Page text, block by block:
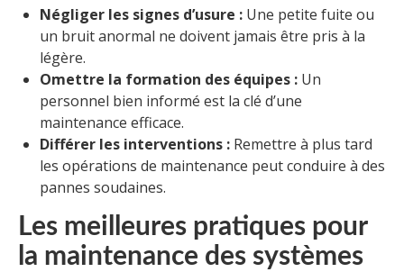
Négliger les signes d’usure : Une petite fuite ou
un bruit anormal ne doivent jamais être pris à la
légère.
Omettre la formation des équipes : Un
personnel bien informé est la clé d’une
maintenance efficace.
Différer les interventions : Remettre à plus tard
les opérations de maintenance peut conduire à des
pannes soudaines.
Les meilleures pratiques pour
la maintenance des systèmes